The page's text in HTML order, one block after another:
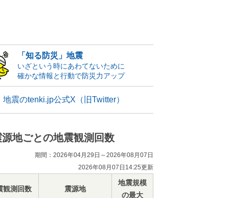
「知る防災」地震
いざという時にあわてないために
確かな情報と行動で防災力アップ
地震のtenki.jp公式X（旧Twitter）
源地ごとの地震観測回数
期間：2026年04月29日～2026年08月07日
2026年08月07日14:25更新
観測回数 震源地
地震規模
の最大